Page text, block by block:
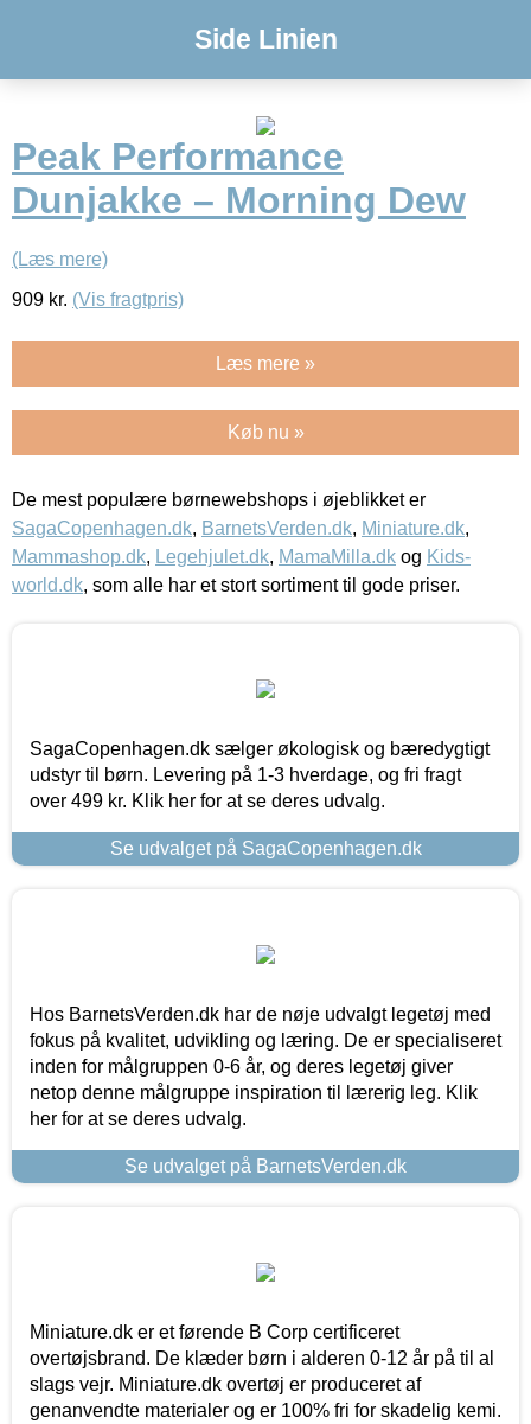
Side Linien
Peak Performance
Dunjakke – Morning Dew
(Læs mere)
909 kr. (Vis fragtpris)
Læs mere »
Køb nu »
De mest populære børnewebshops i øjeblikket er
SagaCopenhagen.dk, BarnetsVerden.dk, Miniature.dk,
Mammashop.dk, Legehjulet.dk, MamaMilla.dk og Kids-
world.dk, som alle har et stort sortiment til gode priser.
SagaCopenhagen.dk sælger økologisk og bæredygtigt
udstyr til børn. Levering på 1-3 hverdage, og fri fragt
over 499 kr. Klik her for at se deres udvalg.
Se udvalget på SagaCopenhagen.dk
Hos BarnetsVerden.dk har de nøje udvalgt legetøj med
fokus på kvalitet, udvikling og læring. De er specialiseret
inden for målgruppen 0-6 år, og deres legetøj giver
netop denne målgruppe inspiration til lærerig leg. Klik
her for at se deres udvalg.
Se udvalget på BarnetsVerden.dk
Miniature.dk er et førende B Corp certificeret
overtøjsbrand. De klæder børn i alderen 0-12 år på til al
slags vejr. Miniature.dk overtøj er produceret af
genanvendte materialer og er 100% fri for skadelig kemi.